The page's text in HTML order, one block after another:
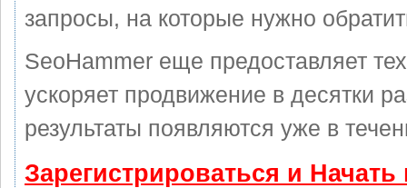
запросы, на которые нужно
SeoHammer еще предоставляет
ускоряет продвижение в десятки
результаты появляются уже в
Зарегистрироваться и